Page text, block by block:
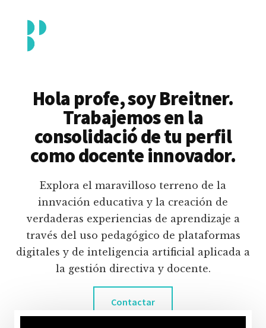
contenido
principal
menu
Piedrahita
docente
pedagógico
educativas
digitales
inteligencia
artificial.
Hola profe, soy Breitner.
Trabajemos en la
consolidació de tu perfil
como docente innovador.
Explora el maravilloso terreno de la
innvación educativa y la creación de
verdaderas experiencias de aprendizaje a
través del uso pedagógico de plataformas
digitales y de inteligencia artificial aplicada a
la gestión directiva y docente.
Contactar